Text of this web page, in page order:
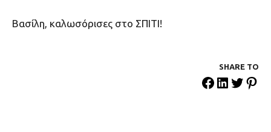
Βασίλη, καλωσόρισες στο ΣΠΙΤΙ!
SHARE ΤΟ